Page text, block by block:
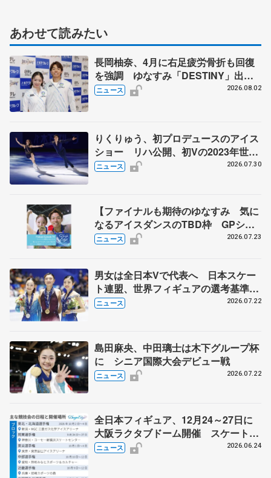
あわせて読みたい
長岡柚奈、4月に右足疲労骨折も回復
を強調 ゆなすみ「DESTINY」出
演、森口澄士「力を合わせて」
ニュース 2026.08.02
りくりゅう、初プロデュースのアイス
ショー リハ公開、初Vの2023年世界
選手権のSP披露 ハゼボロ、チョク
ニュース 2026.07.30
【ファイナルも期待のゆなすみ 気に
なるアイスダンスのTBD枠 GPシリ
ーズ展望③ペア・アイスダンス編】
ニュース 2026.07.23
男女は全日本Vで代表へ 日本スケー
ト連盟、世界フィギュアの選考基準を
承認
ニュース 2026.07.22
島田麻央、中田璃士は木下グループ杯
に シニア国際大会デビュー戦
ニュース 2026.07.22
全日本フィギュア、12月24～27日に
大阪ラクタブドーム開催 スケート連
盟の新シーズン日程
ニュース 2026.06.24